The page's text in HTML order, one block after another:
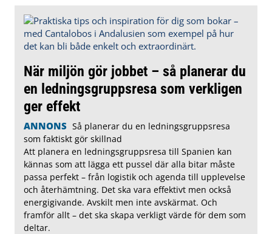
När miljön gör jobbet – så planerar du
en ledningsgruppsresa som verkligen
ger effekt
ANNONS Så planerar du en ledningsgruppsresa
som faktiskt gör skillnad
Att planera en ledningsgruppsresa till Spanien kan
kännas som att lägga ett pussel där alla bitar måste
passa perfekt – från logistik och agenda till upplevelse
och återhämtning. Det ska vara effektivt men också
energigivande. Avskilt men inte avskärmat. Och
framför allt – det ska skapa verkligt värde för dem som
deltar.